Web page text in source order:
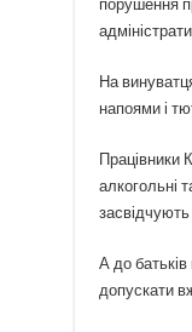
порушення
На
напоями і
Працівники
алкогольні
А до
допускати